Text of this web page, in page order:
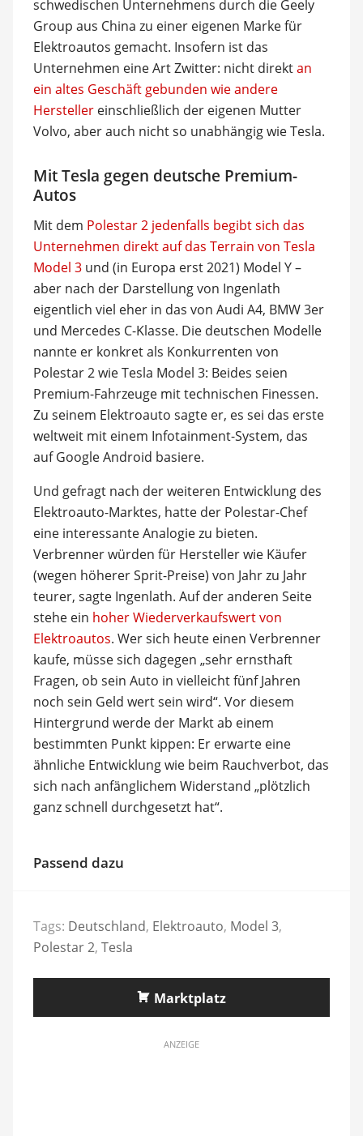
schwedischen Unternehmens durch die Geely
Group aus China zu einer eigenen Marke für
Elektroautos gemacht. Insofern ist das
Unternehmen eine Art Zwitter: nicht direktan
ein altes Geschäft gebunden wie andere
Herstellereinschließlich der eigenen Mutter
Volvo, aber auch nicht so unabhängig wie Tesla.
Mit Tesla gegen deutsche Premium-
Autos
Mit dem Polestar 2 jedenfalls begibt sich das
Unternehmen direkt auf das Terrain von Tesla
Model 3und (in Europa erst 2021) Model Y –
aber nach der Darstellung von Ingenlath
eigentlich viel eher in das von Audi A4, BMW 3er
und Mercedes C-Klasse. Die deutschen Modelle
nannte er konkret als Konkurrenten von
Polestar 2 wie Tesla Model 3: Beides seien
Premium-Fahrzeuge mit technischen Finessen.
Zu seinem Elektroauto sagte er, es sei das erste
weltweit mit einem Infotainment-System, das
auf Google Android basiere.
Und gefragt nach der weiteren Entwicklung des
Elektroauto-Marktes, hatte der Polestar-Chef
eine interessante Analogie zu bieten.
Verbrenner würden für Hersteller wie Käufer
(wegen höherer Sprit-Preise) von Jahr zu Jahr
teurer, sagte Ingenlath. Auf der anderen Seite
stehe ein hoher Wiederverkaufswert von
Elektroautos. Wer sich heute einen Verbrenner
kaufe, müsse sich dagegen „sehr ernsthaft
Fragen, ob sein Auto in vielleicht fünf Jahren
noch sein Geld wert sein wird“. Vor diesem
Hintergrund werde der Markt ab einem
bestimmten Punkt kippen: Er erwarte eine
ähnliche Entwicklung wie beim Rauchverbot, das
sich nach anfänglichem Widerstand „plötzlich
ganz schnell durchgesetzt hat“.
Passend dazu
Tags: Deutschland, Elektroauto, Model 3,
Polestar 2, Tesla
Marktplatz
ANZEIGE